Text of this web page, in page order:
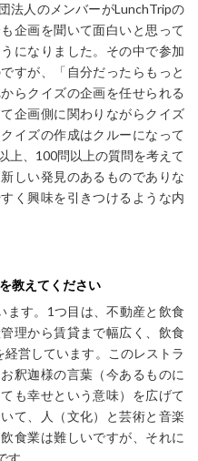
法人のメンバーがLunchTripの
企画を聞いて面白いと思って
になりました。その中で参加
すが、「自分だったらもっと
らクイズの企画を任せられる
企画側に関わりながらクイズ
イズの作成はクルーになって
上、 100問以上の質問を考えて
しい発見のあるものでありな
く興味を引きつけるような内
教えてください
す。 1つ目は、不動産と飲食
理から賃貸まで幅広く、飲食
経営しています。このレストラ
釈迦様の言葉（今あるものに
も幸せという意味）を広げて
て 、人（文化）
と芸術と音楽
食業は難しいですが、それに
。